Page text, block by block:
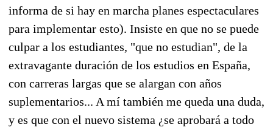
informa de si hay en marcha planes espectaculares
para implementar esto). Insiste en que no se puede
culpar a los estudiantes, "que no estudian", de la
extravagante duración de los estudios en España,
con carreras largas que se alargan con años
suplementarios... A mí también me queda una duda,
y es que con el nuevo sistema ¿se aprobará a todo